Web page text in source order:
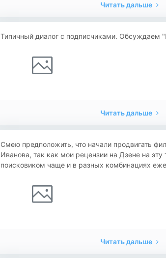
Читать дальше
Типичный диалог с подписчиками. Обсуждаем
Читать дальше
Смею предположить, что начали продвигать
Иванова, так как мои рецензии на Дзене на эту
поисковиком чаще и в разных комбинациях
Читать дальше